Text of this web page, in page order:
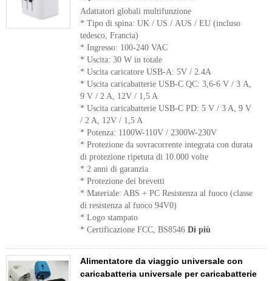
Adattatori globali multifunzione
* Tipo di spina: UK / US / AUS / EU (incluso
tedesco, Francia)
* Ingresso: 100-240 VAC
* Uscita: 30 W in totale
* Uscita caricatore USB-A: 5V / 2.4A
* Uscita caricabatterie USB-C QC: 3,6-6 V / 3 A,
9 V / 2 A, 12V / 1,5 A
* Uscita caricabatterie USB-C PD: 5 V / 3 A, 9 V
/ 2 A, 12V / 1,5 A
* Potenza: 1100W-110V / 2300W-230V
* Protezione da sovracorrente integrata con durata
di protezione ripetuta di 10.000 volte
* 2 anni di garanzia
* Protezione dei brevetti
* Materiale: ABS + PC Resistenza al fuoco (classe
di resistenza al fuoco 94V0)
* Logo stampato
* Certificazione FCC, BS8546 Di più
Alimentatore da viaggio universale con
caricabatteria universale per caricabatterie